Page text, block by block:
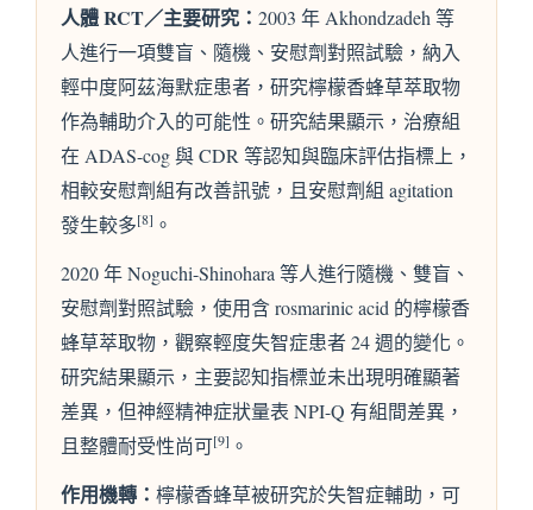
人體 RCT／主要研究： 2003 年 Akhondzadeh 等
人進行一項雙盲、隨機、安慰劑對照試驗，納入
輕中度阿茲海默症患者，研究檸檬香蜂草萃取物
作為輔助介入的可能性。研究結果顯示，治療組
在 ADAS-cog 與 CDR 等認知與臨床評估指標上，
相較安慰劑組有改善訊號，且安慰劑組 agitation
發生較多[8] 。
2020 年 Noguchi-Shinohara 等人進行隨機、雙盲、
安慰劑對照試驗，使用含 rosmarinic acid 的檸檬香
蜂草萃取物，觀察輕度失智症患者 24 週的變化。
研究結果顯示，主要認知指標並未出現明確顯著
差異，但神經精神症狀量表 NPI-Q 有組間差異，
且整體耐受性尚可[9] 。
作用機轉： 檸檬香蜂草被研究於失智症輔助，可